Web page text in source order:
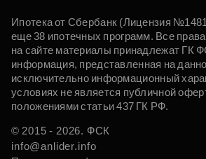
Ипотека от Сбербанк (Лицензия
еще 38 ипотечных программ. Все
на сайте материалы принадлежат ГК
информация, представленная на
исключительно информационный
условиях не является публичной
положениями статьи 437 ГК РФ.
© 2015 - 2026. ФСК
info@anlider.info